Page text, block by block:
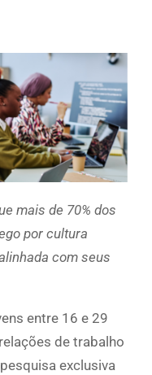
mais de 70% dos
por cultura
com seus
entre 16 e 29
de trabalho
exclusiva